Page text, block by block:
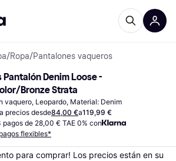
/Ropa/Pantalones vaqueros
Pantalón Denim Loose -
Bronze Strata
vaquero, Leopardo, Material: Denim
precios desde84,00 €a119,99 €
pagos de 28,00 € TAE 0% con
flexibles*
para comprar! Los precios están en su